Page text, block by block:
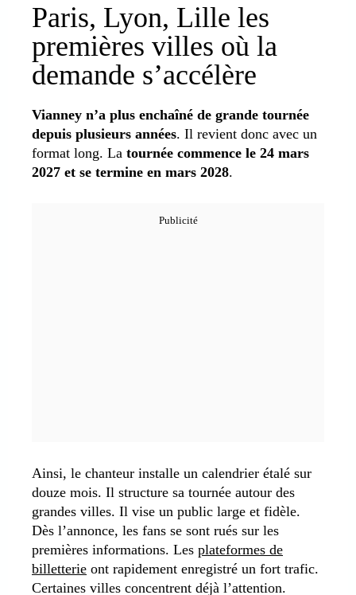
Paris, Lyon, Lille les
premières villes où la
demande s’accélère
Vianney n’a plus enchaîné de grande tournée
depuis plusieurs années. Il revient donc avec un
format long. La tournée commence le 24 mars
2027 et se termine en mars 2028.
Ainsi, le chanteur installe un calendrier étalé sur
douze mois. Il structure sa tournée autour des
grandes villes. Il vise un public large et fidèle.
Dès l’annonce, les fans se sont rués sur les
premières informations. Les plateformes de
billetterie ont rapidement enregistré un fort trafic.
Certaines villes concentrent déjà l’attention.